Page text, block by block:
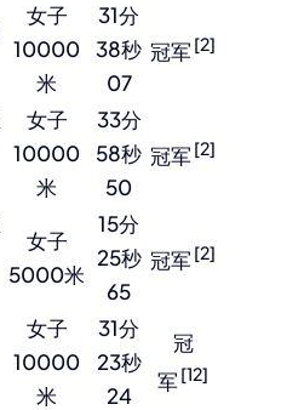
女子
10000
米
31分
38秒
07
冠军 [2]
女子
10000
米
33分
58秒
50
冠军 [2]
女子
5000米
15分
25秒
65
冠军 [2]
女子
10000
米
31分
23秒
24
冠
军 [12]